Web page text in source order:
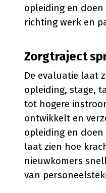
opleiding en
richting werk en
Zorgtraject
De evaluatie laat
opleiding, stage,
tot hogere
ontwikkelt en
opleiding en
laat zien hoe
nieuwkomers
van